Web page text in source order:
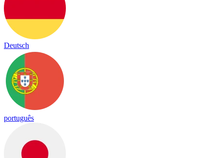
Deutsch
português